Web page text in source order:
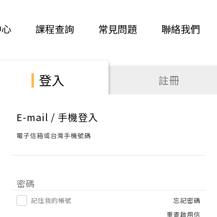
課程查詢 常見問題 聯絡我們
登入 註冊
E-mail / 手機登入
電子信箱或台灣手機號碼
密碼
記住我的帳號
忘記密碼
重寄啟用信